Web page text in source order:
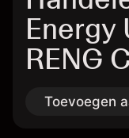
Energy
RENG
Toevoegen